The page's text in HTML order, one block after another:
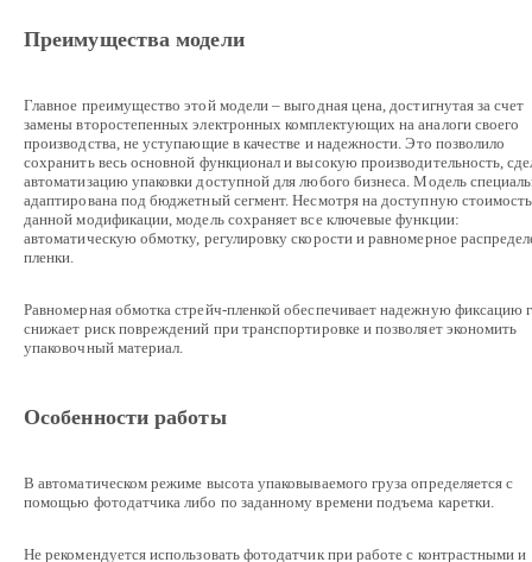
Преимущества модели
Главное преимущество этой модели – выгодная цена, достигнутая за счет
замены второстепенных электронных комплектующих на аналоги своего
производства, не уступающие в качестве и надежности. Это позволило
сохранить весь основной функционал и высокую производительность,
автоматизацию упаковки доступной для любого бизнеса. Модель
адаптирована под бюджетный сегмент. Несмотря на доступную стоимость
данной модификации, модель сохраняет все ключевые функции:
автоматическую обмотку, регулировку скорости и равномерное
пленки.
Равномерная обмотка стрейч-пленкой обеспечивает надежную фиксацию
снижает риск повреждений при транспортировке и позволяет экономить
упаковочный материал.
Особенности работы
В автоматическом режиме высота упаковываемого груза определяется с
помощью фотодатчика либо по заданному времени подъема каретки.
Не рекомендуется использовать фотодатчик при работе с контрастными и